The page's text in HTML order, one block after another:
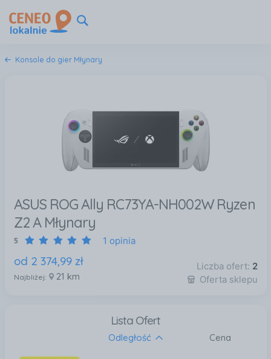
Konsole do gier Młynary
ASUS ROG Ally RC73YA-NH002W Ryzen
Z2 A Młynary
5 1 opinia
od 2 374,99 zł
Najbliżej: 21 km
Liczba ofert: 2
Oferta sklepu
Lista Ofert
Odległość Cena